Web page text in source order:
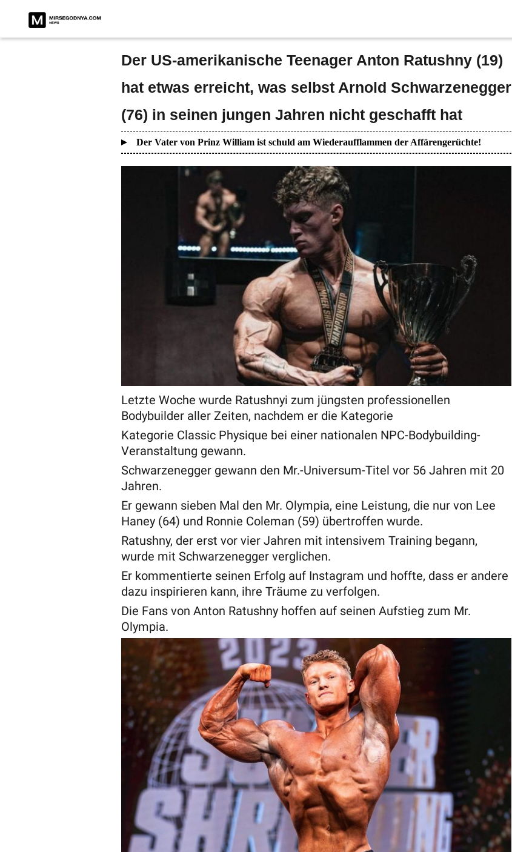
Der US-amerikanische Teenager Anton Ratushny (19)
hat etwas erreicht, was selbst Arnold Schwarzenegger
(76) in seinen jungen Jahren nicht geschafft hat
Der Vater von Prinz William ist schuld am Wiederaufflammen der Affärengerüchte!
Letzte Woche wurde Ratushnyi zum jüngsten professionellen
Bodybuilder aller Zeiten, nachdem er die Kategorie
Kategorie Classic Physique bei einer nationalen NPC-Bodybuilding-
Veranstaltung gewann.
Schwarzenegger gewann den Mr.-Universum-Titel vor 56 Jahren mit 20
Jahren.
Er gewann sieben Mal den Mr. Olympia, eine Leistung, die nur von Lee
Haney (64) und Ronnie Coleman (59) übertroffen wurde.
Ratushny, der erst vor vier Jahren mit intensivem Training begann,
wurde mit Schwarzenegger verglichen.
Er kommentierte seinen Erfolg auf Instagram und hoffte, dass er andere
dazu inspirieren kann, ihre Träume zu verfolgen.
Die Fans von Anton Ratushny hoffen auf seinen Aufstieg zum Mr.
Olympia.